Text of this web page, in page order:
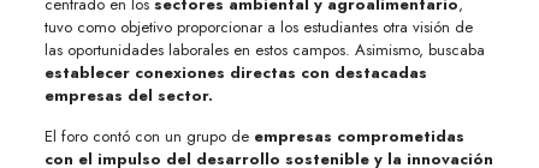
tuvo como objetivo proporcionar a los estudiantes otra visión de
las oportunidades laborales en estos campos. Asimismo, buscaba
establecer conexiones directas con destacadas
empresas del sector.
El foro contó con un grupo de empresas comprometidas
con el impulso del desarrollo sostenible y la innovación